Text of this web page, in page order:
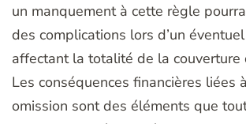
un manquement à cette règle
des complications lors d’un
affectant la totalité de la couverture
Les conséquences financières liées
omission sont des éléments que